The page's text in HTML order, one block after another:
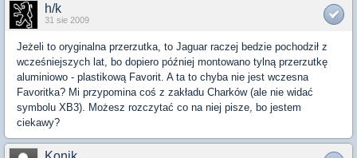
h/k
31 sie 2009
Jeżeli to oryginalna przerzutka, to Jaguar raczej bedzie pochodził z
wcześniejszych lat, bo dopiero później montowano tylną przerzutkę
aluminiowo - plastikową Favorit. A ta to chyba nie jest wczesna
Favoritka? Mi przypomina coś z zakładu Charków (ale nie widać
symbolu XB3). Możesz rozczytać co na niej pisze, bo jestem
ciekawy?